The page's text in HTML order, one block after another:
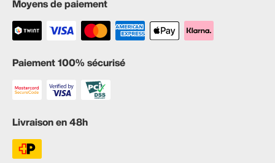
Moyens de paiement
Paiement 100% sécurisé
Livraison en 48h